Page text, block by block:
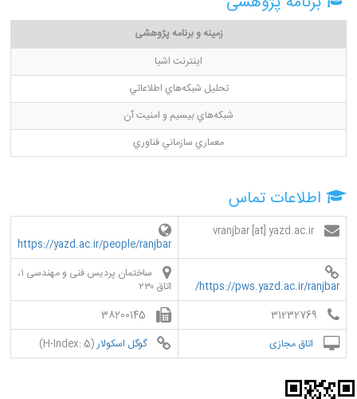
زمینه و برنامه پژوهشی
اينترنت اشيا
تحليل شبكه‌هاي اطلاعاتي
شبكه‌هاي بيسيم و امنيت آن
معماري سازماني فناوري
اطلاعات تماس
https://yazd.ac.ir/people/ranjbar
https://pws.yazd.ac.ir/ranjbar/
ساختمان پردیس فنی و مهندسی ۱،
اتاق ۲۳۰
31232769
38200145
اتاق مجازی
گوگل اسکولار(H-Index: 5)